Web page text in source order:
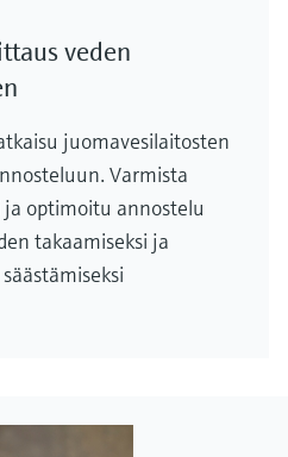
veden
juomavesilaitosten
Varmista
optimoitu annostelu
takaamiseksi ja